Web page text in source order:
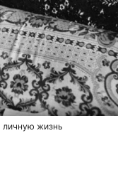
личную жизнь